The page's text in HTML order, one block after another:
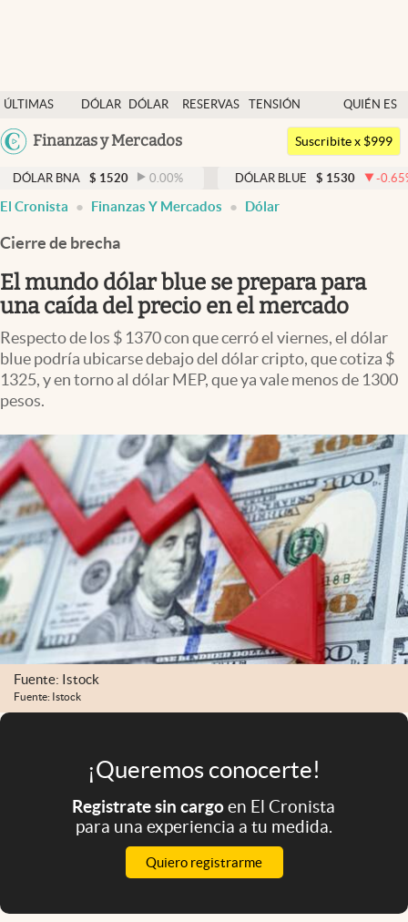
ÚLTIMAS
NOTICIAS
DÓLAR
DÓLAR
RESERVAS
TENSIÓN
GEOPOLÍTICA
QUIÉN ES
QUIÉN
Argentina
Uruguay
Finanzas y Mercados
Dólar
Members
Economía y Política
Finanzas y Mercados
Mercados Online
Negocios
Columnistas
Otras secciones
Apertura
Clase
Clima
Mundial 2026
Eventos Corporativos
El Cronista Studio
Mediakit
abre en nueva pestaña
Argentina
Suscribite x $999
$ 1520 0.00% DÓLAR BLUE $ 1530 -0.65%
El Cronista Finanzas Y Mercados Dólar
Cierre de brecha
El mundo dólar blue se prepara para
una caída del precio en el mercado
Respecto de los $ 1370 con que cerró el viernes, el dólar
blue podría ubicarse debajo del dólar cripto, que cotiza $
1325, y en torno al dólar MEP, que ya vale menos de 1300
pesos.
Fuente: Istock
Fuente: Istock
¡Queremos conocerte!
Registrate sin cargoen El Cronista
para una experiencia a tu medida.
Quiero registrarme